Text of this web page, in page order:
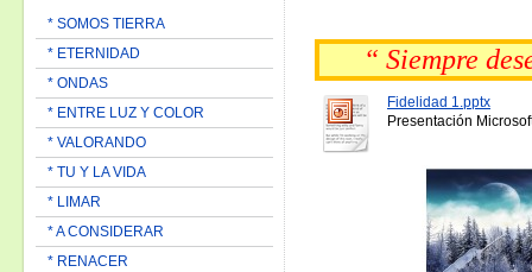
* SOMOS TIERRA
* ETERNIDAD
* ONDAS
* ENTRE LUZ Y COLOR
* VALORANDO
* TU Y LA VIDA
* LIMAR
* A CONSIDERAR
* RENACER
“ Siempre
Fidelidad 1.pptx
Presentación